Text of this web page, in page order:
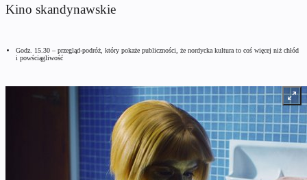
Kino skandynawskie
Godz. 15.30 – przegląd-podróż, który pokaże publiczności, że nordycka kultura to coś więcej niż chłód
i powściągliwość